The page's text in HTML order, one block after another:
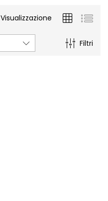
Visualizzazione
Filtri